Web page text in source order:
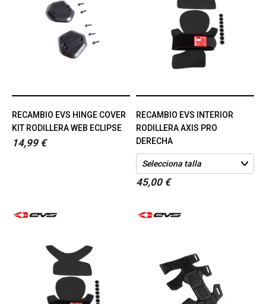
RECAMBIO EVS HINGE COVER
KIT RODILLERA WEB ECLIPSE
14,99 €
RECAMBIO EVS INTERIOR
RODILLERA AXIS PRO
DERECHA
45,00 €